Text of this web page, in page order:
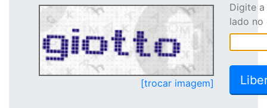
[trocar imagem]
Digite
lado no